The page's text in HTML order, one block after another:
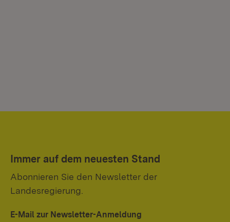
Immer auf dem neuesten Stand
Abonnieren Sie den Newsletter der
Landesregierung.
E-Mail zur Newsletter-Anmeldung